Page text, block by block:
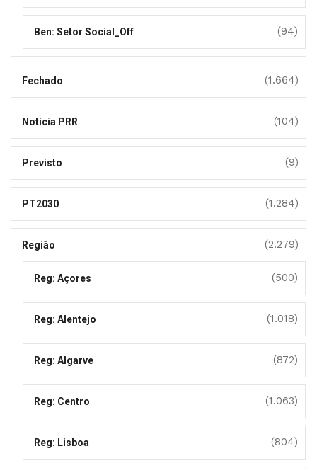
Ben: Setor Social_Off (94)
Fechado (1.664)
Notícia PRR (104)
Previsto (9)
PT2030 (1.284)
Região (2.279)
Reg: Açores (500)
Reg: Alentejo (1.018)
Reg: Algarve (872)
Reg: Centro (1.063)
Reg: Lisboa (804)